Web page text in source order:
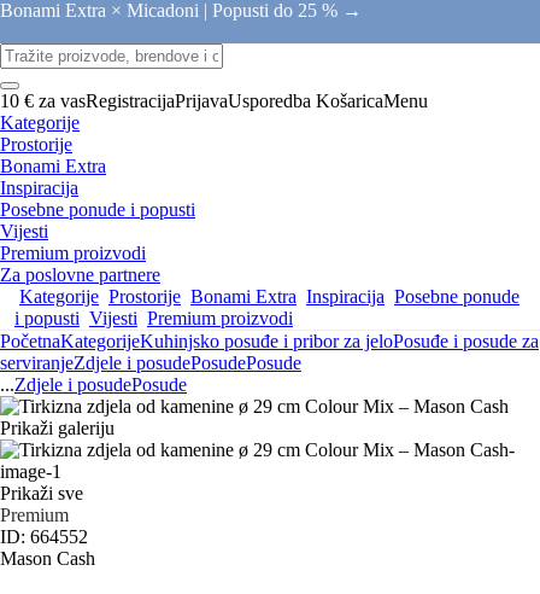
Bonami Extra × Micadoni | Popusti do 25 % →
10 € za vasRegistracijaPrijavaUsporedba KošaricaMenu
Kategorije
Prostorije
Bonami Extra
Inspiracija
Posebne ponude i popusti
Vijesti
Premium proizvodi
Za poslovne partnere
Kategorije Prostorije Bonami Extra Inspiracija Posebne ponude
i popusti Vijesti Premium proizvodi
PočetnaKategorijeKuhinjsko posuđe i pribor za jeloPosuđe i posude za
serviranjeZdjele i posudePosudePosude
...Zdjele i posudePosude
Prikaži galeriju
Prikaži sve
Premium
ID: 664552
Mason Cash